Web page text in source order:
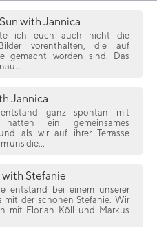
with Jannica
ich euch auch nicht die
vorenthalten, die auf
gemacht worden sind. Das
Jannica
ganz spontan mit
ein gemeinsames
als wir auf ihrer Terrasse
uns die...
with Stefanie
entstand bei einem unserer
mit der schönen Stefanie. Wir
mit Florian Köll und Markus